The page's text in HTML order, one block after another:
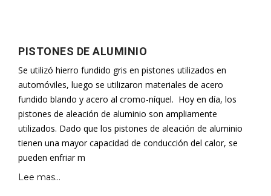
PISTONES DE ALUMINIO
Se utilizó hierro fundido gris en pistones utilizados en
automóviles, luego se utilizaron materiales de acero
fundido blando y acero al cromo-níquel. Hoy en día, los
pistones de aleación de aluminio son ampliamente
utilizados. Dado que los pistones de aleación de aluminio
tienen una mayor capacidad de conducción del calor, se
pueden enfriar m
Lee mas...